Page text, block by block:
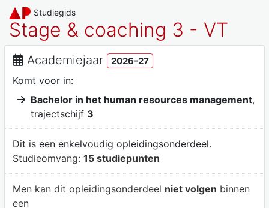
Studiegids
Stage & coaching 3 - VT
Academiejaar 2026-27
Komt voor in:
Bachelor in het human resources management,
trajectschijf 3
Dit is een enkelvoudig opleidingsonderdeel.
Studieomvang: 15 studiepunten
Men kan dit opleidingsonderdeel niet volgen binnen
een